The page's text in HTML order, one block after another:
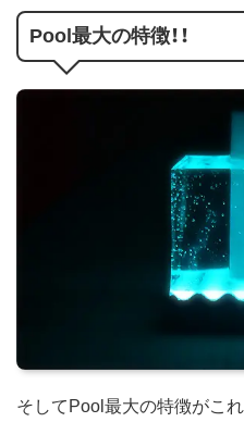
Pool最大の特徴！！
そしてPool最大の特徴がこれ